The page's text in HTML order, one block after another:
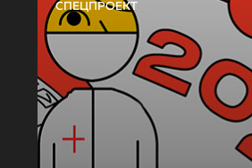
СПЕЦПРОЕКТ